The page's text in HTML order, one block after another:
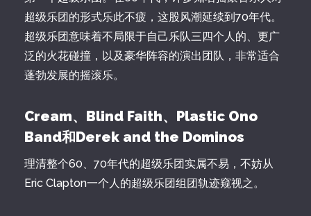
超级乐团的形式乐此不疲，这股风潮延续到70年代。
超级乐团意味着不局限于自己乐队三四个人的、更广
泛的火花碰撞，以及豪华阵容的演出团队，非常适合
蓬勃发展的摇滚乐。
Cream、Blind Faith、Plastic Ono
Band和Derek and the Dominos
理清整个60、70年代的超级乐团实属不易，不妨从
Eric Clapton一个人的超级乐团组团轨迹窥视之。